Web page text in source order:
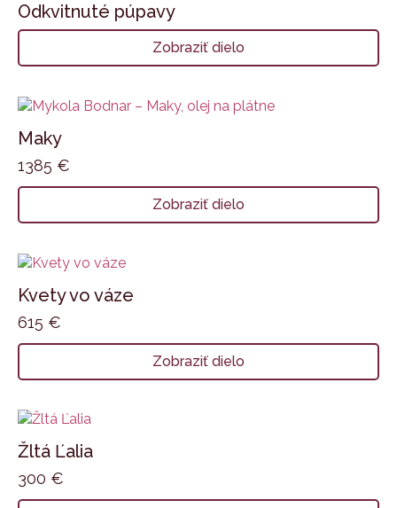
Odkvitnuté púpavy
Zobraziť dielo
Maky
1385 €
Zobraziť dielo
Kvety vo váze
615 €
Zobraziť dielo
Žltá Ľalia
300 €